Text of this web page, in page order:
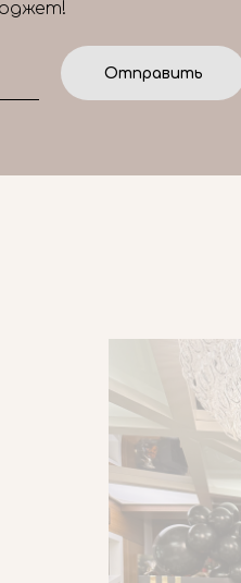
Отправить